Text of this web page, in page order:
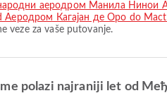
аеродром Манила Нинои
Аеродром Кагајан де Оро do
veze za vaše putovanje.
polazi najraniji let od